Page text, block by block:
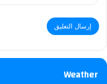
Weather